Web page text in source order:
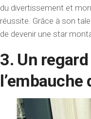
du divertissement et
réussite. Grâce à son
de devenir une star
3. Un
l’embauche